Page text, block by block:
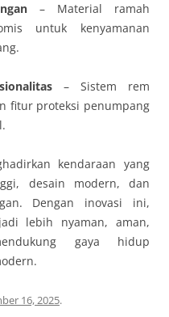
– Material ramah
untuk kenyamanan
– Sistem rem
fitur proteksi penumpang
kendaraan yang
desain modern, dan
Dengan inovasi ini,
lebih nyaman, aman,
gaya hidup
16, 2025.